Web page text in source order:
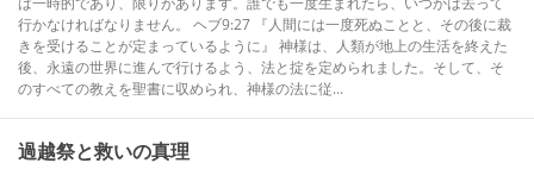
行かなければなりません。 ヘブ9:27 『人間には一度死ぬことと、その後に裁
きを受けることが定まっているように』 神様は、人類が地上の生活を終えた
後、永遠の世界に進んで行けるよう、法と掟を定められました。そして、そ
のすべての教えを聖書に収められ、神様の法に従...
過越祭と救いの真理